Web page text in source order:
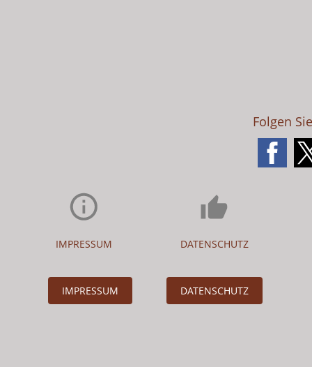
Folgen
IMPRESSUM
IMPRESSUM
DATENSCHUTZ
DATENSCHUTZ